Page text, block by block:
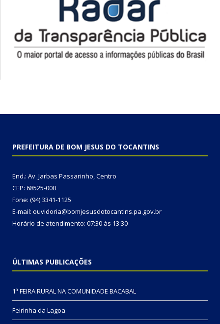
PREFEITURA DE BOM JESUS DO TOCANTINS
End.: Av. Jarbas Passarinho, Centro
CEP: 68525-000
Fone: (94) 3341-1125
E-mail: ouvidoria@bomjesusdotocantins.pa.gov.br
Horário de atendimento: 07:30 às 13:30
ÚLTIMAS PUBLICAÇÕES
1ª FEIRA RURAL NA COMUNIDADE BACABAL
Feirinha da Lagoa